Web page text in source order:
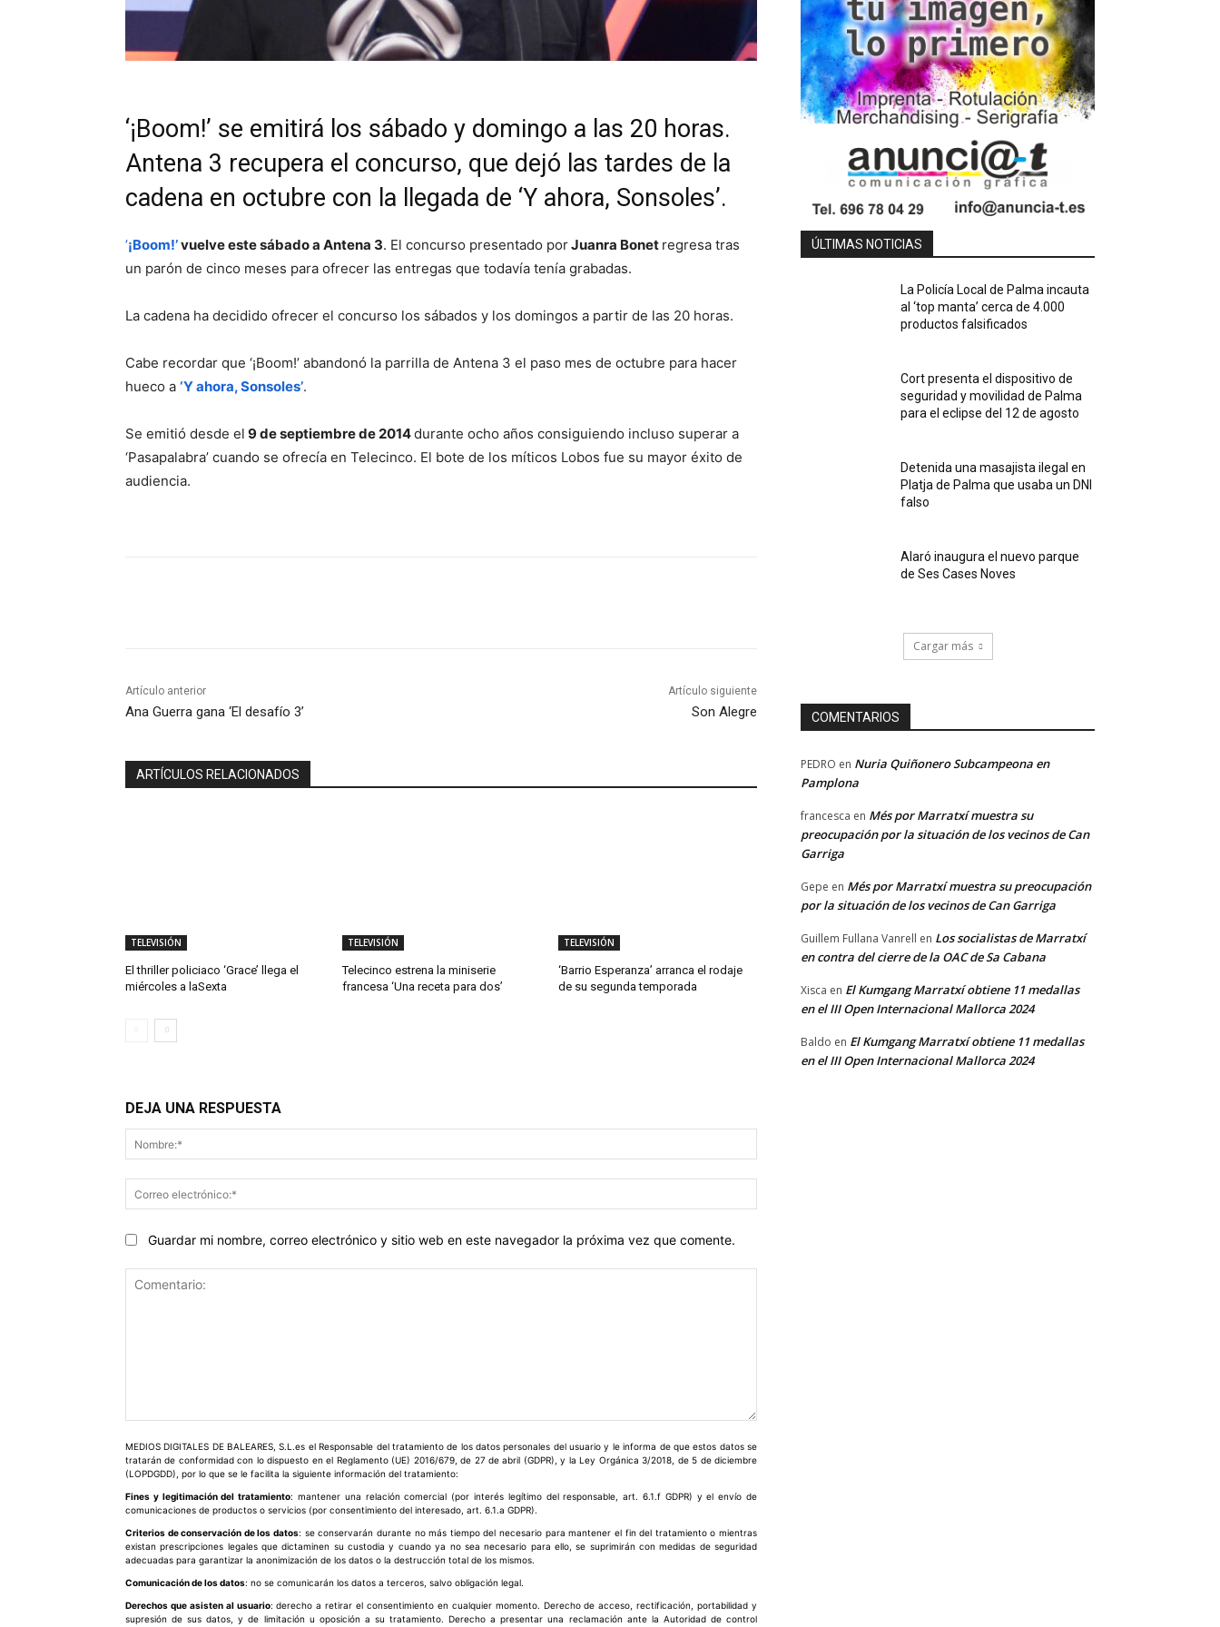
‘¡Boom!’ se emitirá los sábado y domingo a las 20 horas.
Antena 3 recupera el concurso, que dejó las tardes de la
cadena en octubre con la llegada de ‘Y ahora, Sonsoles’.
’¡Boom!’vuelve este sábado a Antena 3. El concurso presentado porJuanra Bonet regresa tras
un parón de cinco meses para ofrecer las entregas que todavía tenía grabadas.
La cadena ha decidido ofrecer el concurso los sábados y los domingos a partir de las 20 horas.
Cabe recordar que ‘¡Boom!’ abandonó la parrilla de Antena 3 el paso mes de octubre para hacer
hueco a ‘Y ahora, Sonsoles’.
Se emitió desde el 9 de septiembre de 2014durante ocho años consiguiendo incluso superar a
‘Pasapalabra’ cuando se ofrecía en Telecinco. El bote de los míticos Lobos fue su mayor éxito de
audiencia.
Artículo anterior
Ana Guerra gana ‘El desafío 3’
Artículo siguiente
Son Alegre
ARTÍCULOS RELACIONADOS
TELEVISIÓN
El thriller policiaco ‘Grace’ llega el
miércoles a laSexta
TELEVISIÓN
Telecinco estrena la miniserie
francesa ‘Una receta para dos’
TELEVISIÓN
‘Barrio Esperanza’ arranca el rodaje
de su segunda temporada
DEJA UNA RESPUESTA
electrónico:*
Guardar mi nombre, correo electrónico y sitio web en este navegador la próxima vez que comente.
MEDIOS DIGITALES DE BALEARES, S.L.es el Responsable del tratamiento de los datos personales del usuario y le informa de que estos datos se
tratarán de conformidad con lo dispuesto en el Reglamento (UE) 2016/679, de 27 de abril (GDPR), y la Ley Orgánica 3/2018, de 5 de diciembre
(LOPDGDD), por lo que se le facilita la siguiente información del tratamiento:
Fines y legitimación del tratamiento: mantener una relación comercial (por interés legítimo del responsable, art. 6.1.f GDPR) y el envío de
comunicaciones de productos o servicios (por consentimiento del interesado, art. 6.1.a GDPR).
Criterios de conservación de los datos: se conservarán durante no más tiempo del necesario para mantener el fin del tratamiento o mientras
existan prescripciones legales que dictaminen su custodia y cuando ya no sea necesario para ello, se suprimirán con medidas de seguridad
adecuadas para garantizar la anonimización de los datos o la destrucción total de los mismos.
Comunicación de los datos: no se comunicarán los datos a terceros, salvo obligación legal.
Derechos que asisten al usuario: derecho a retirar el consentimiento en cualquier momento. Derecho de acceso, rectificación, portabilidad y
supresión de sus datos, y de limitación u oposición a su tratamiento. Derecho a presentar una reclamación ante la Autoridad de control
ÚLTIMAS NOTICIAS
La Policía Local de Palma incauta
al ‘top manta’ cerca de 4.000
productos falsificados
Cort presenta el dispositivo de
seguridad y movilidad de Palma
para el eclipse del 12 de agosto
Detenida una masajista ilegal en
Platja de Palma que usaba un DNI
falso
Alaró inaugura el nuevo parque
de Ses Cases Noves
Cargar más
COMENTARIOS
PEDRO en Nuria Quiñonero Subcampeona en
Pamplona
francesca en Més por Marratxí muestra su
preocupación por la situación de los vecinos de Can
Garriga
Gepe en Més por Marratxí muestra su preocupación
por la situación de los vecinos de Can Garriga
Guillem Fullana Vanrell en Los socialistas de Marratxí
en contra del cierre de la OAC de Sa Cabana
Xisca en El Kumgang Marratxí obtiene 11 medallas
en el III Open Internacional Mallorca 2024
Baldo en El Kumgang Marratxí obtiene 11 medallas
en el III Open Internacional Mallorca 2024